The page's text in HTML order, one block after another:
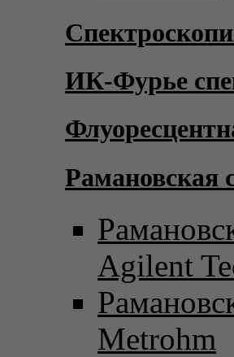
ИК-Фурье
Рамановская
Agilent
Metrohm